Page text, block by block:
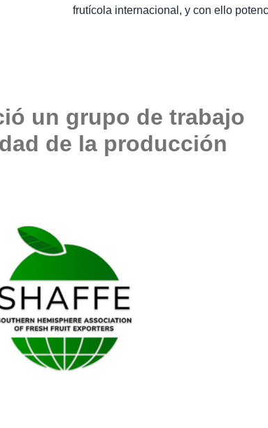
frutícola internacional, y con ello
un grupo de trabajo
de la producción